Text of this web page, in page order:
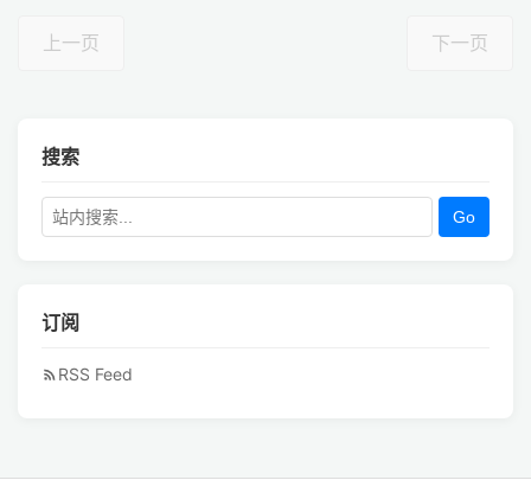
上一页 下一页
搜索
Go
订阅
RSS Feed